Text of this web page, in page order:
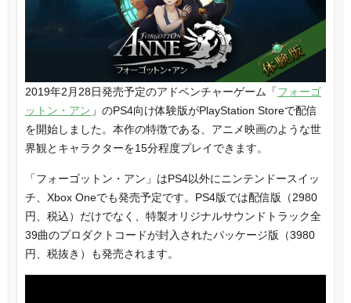
2019年2月28日発売予定のアドベンチャーゲーム「フォーゴ
ットン・アン 」のPS4向け体験版がPlayStation Storeで配信
を開始しました。本作の特徴である、アニメ映画のような世
界観とキャラクターを15分程度プレイできます。
「フォーゴットン・アン」はPS4以外にニンテンドースイッ
チ、Xbox Oneでも発売予定です。PS4版では配信版（2980
円、税込）だけでなく、特製オリジナルサウンドトラック全
39曲のプロダクトコードが封入されたパッケージ版（3980
円、税抜き）も発売されます。